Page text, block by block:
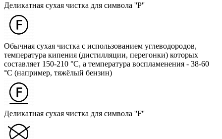
Деликатная сухая чистка для символа ''P''
Обычная сухая чистка с использованием углеводородов,
температура кипения (дистилляции, перегонки) которых
составляет 150-210 °C, а температура воспламенения - 38-60
°C (например, тяжёлый бензин)
Деликатная сухая чистка для символа ''F''